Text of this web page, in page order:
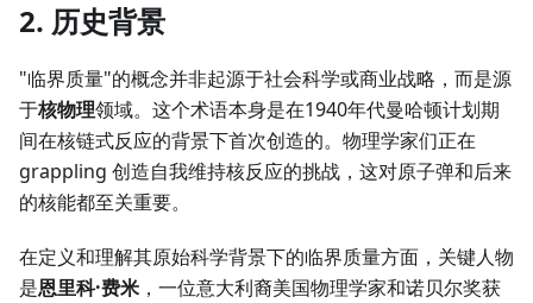
2. 历史背景
"临界质量"的概念并非起源于社会科学或商业战略，而是源
于核物理领域。这个术语本身是在1940年代曼哈顿计划期
间在核链式反应的背景下首次创造的。物理学家们正在
grappling 创造自我维持核反应的挑战，这对原子弹和后来
的核能都至关重要。
在定义和理解其原始科学背景下的临界质量方面，关键人物
是恩里科·费米 ，一位意大利裔美国物理学家和诺贝尔奖获